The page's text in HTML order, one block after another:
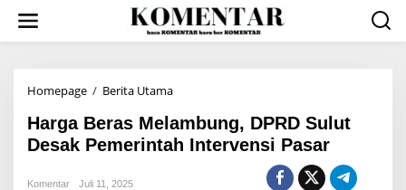
konten
Homepage / Berita UtamaHarga
Melambung,
DPRD
Sulut
Harga Beras Melambung, DPRD Sulut
Desak Pemerintah Intervensi Pasar
Komentar
Juli 11, 2025